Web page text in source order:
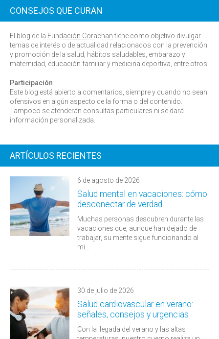
CONSEJOS QUE CURAN
El blog de la Fundación Corachantiene como objetivo divulgar
temas de interés o de actualidad relacionados con la prevención
y promoción de la salud, hábitos saludables, embarazo y
maternidad, educación familiar y medicina deportiva, entre otros.
Participación
Este blog está abierto a comentarios, siempre y cuando no sean
ofensivos en algún aspecto de la forma o del contenido.
Tampoco se atenderán consultas particulares ni se dará
información personalizada.
ARTÍCULOS RECIENTES
6 de agosto de 2026
Salud mental en vacaciones: cómo
desconectar de verdad
Muchas personas descubren durante las
vacaciones que, aunque han dejado de
trabajar, su mente sigue funcionando al
mi...
30 de julio de 2026
Salud cardiovascular en verano:
señales, consejos y urgencias
Con la llegada del verano y las altas